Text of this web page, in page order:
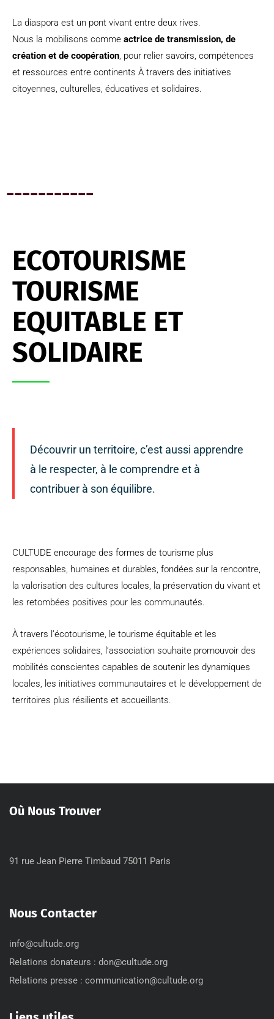
La diaspora est un pont vivant entre deux rives.
Nous la mobilisons comme actrice de transmission, de
création et de coopération, pour relier savoirs, compétences
et ressources entre continents À travers des initiatives
citoyennes, culturelles, éducatives et solidaires.
-----------
ECOTOURISME
TOURISME
EQUITABLE ET
SOLIDAIRE
Découvrir un territoire, c’est aussi apprendre
à le respecter, à le comprendre et à
contribuer à son équilibre.
CULTUDE encourage des formes de tourisme plus
responsables, humaines et durables, fondées sur la rencontre,
la valorisation des cultures locales, la préservation du vivant et
les retombées positives pour les communautés.
À travers l’écotourisme, le tourisme équitable et les
expériences solidaires, l’association souhaite promouvoir des
mobilités conscientes capables de soutenir les dynamiques
locales, les initiatives communautaires et le développement de
territoires plus résilients et accueillants.
Où Nous Trouver
91 rue Jean Pierre Timbaud 75011 Paris
Nous Contacter
info@cultude.org
Relations donateurs : don@cultude.org
Relations presse : communication@cultude.org